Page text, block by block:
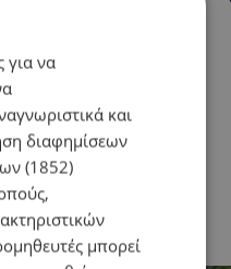
για να
και
διαφημίσεων
(1852)
μπορεί